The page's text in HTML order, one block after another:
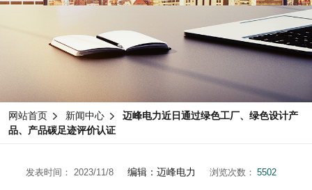
网站首页 新闻中心
迈峰电力近日通过绿色工厂、绿色设计产
品、产品碳足迹评价认证
发表时间： 2023/11/8 编辑：迈峰电力 浏览次数： 5502